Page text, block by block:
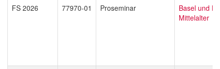
FS 2026 77970-01 Proseminar
Basel und
Mittelalter